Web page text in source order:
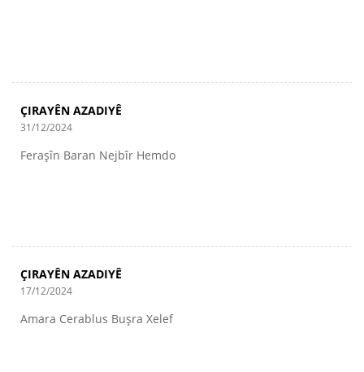
ÇIRAYÊN AZADIYÊ
31/12/2024
Feraşîn Baran Nejbîr Hemdo
ÇIRAYÊN AZADIYÊ
17/12/2024
Amara Cerablus Buşra Xelef